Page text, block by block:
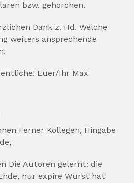
bzw. gehorchen.
Dank z. Hd. Welche
weiters ansprechende
Euer/Ihr Max
Ferner Kollegen, Hingabe
Die Autoren gelernt: die
nur expire Wurst hat